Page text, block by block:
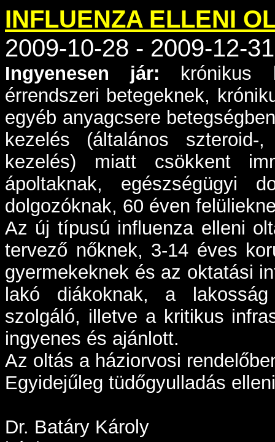
INFLUENZA ELLENI
2009-10-28 - 2009-12-31
Ingyenesen jár:
krónikus
érrendszeri betegeknek,
egyéb anyagcsere
kezelés (általános
kezelés) miatt csökkent
ápoltaknak, egészségügyi
dolgozóknak, 60 éven
Az új típusú influenza elleni
tervező nőknek, 3-14 éves
gyermekeknek és az oktatási
lakó diákoknak, a
szolgáló, illetve a kritikus
ingyenes és ajánlott.
Az oltás a háziorvosi
Egyidejűleg tüdőgyulladás
Dr. Batáry Károly